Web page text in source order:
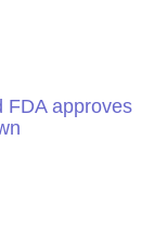
FDA approves